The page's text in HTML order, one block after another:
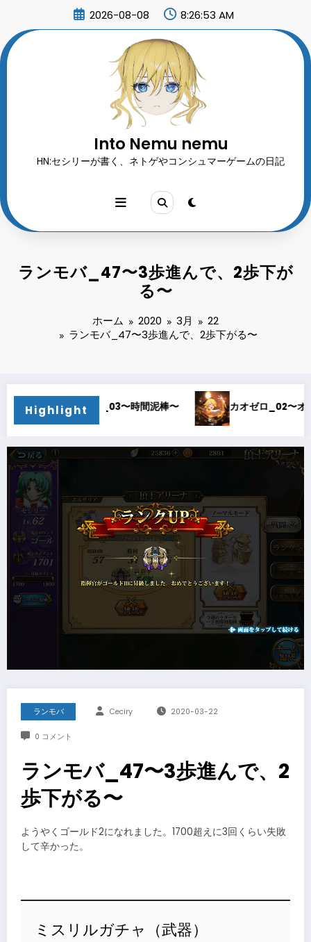
ン
ツ
2026-08-08 8:26:55 AM
Into Nemu nemu
HN:セシリーが書く、ネトゲやコンシュマーゲームの日記
ランモバ_47〜3歩進んで、2歩下が
る〜
ホーム 2020 3月
22
ランモバ_47〜3歩進んで、2歩下がる〜
Highlight
カオゼロ_02〜オルレア考察〜 カオゼロ_01〜ど
ランモバ Ceciry 2020-03-22
0 コメント
ランモバ_47〜3歩進んで、2
歩下がる〜
ようやくゴールド2になれました。1700超えに3回くらい失敗
して辛かった。
ミスリルガチャ（武器）